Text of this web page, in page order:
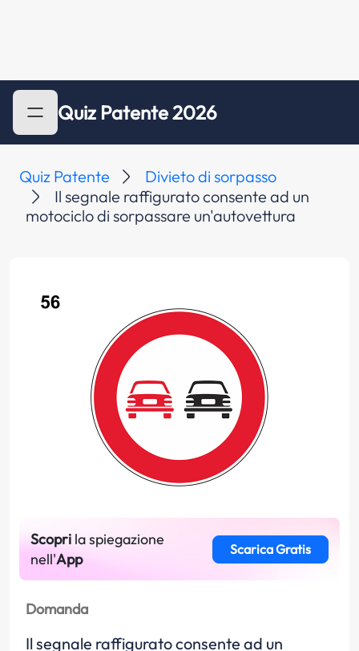
Quiz Patente 2026
Quiz Patente
Divieto di sorpasso
Il segnale raffigurato consente ad un
motociclo di sorpassare un'autovettura
Scopri la spiegazione
nell'App
Scarica Gratis
Domanda
Il segnale raffigurato consente ad un